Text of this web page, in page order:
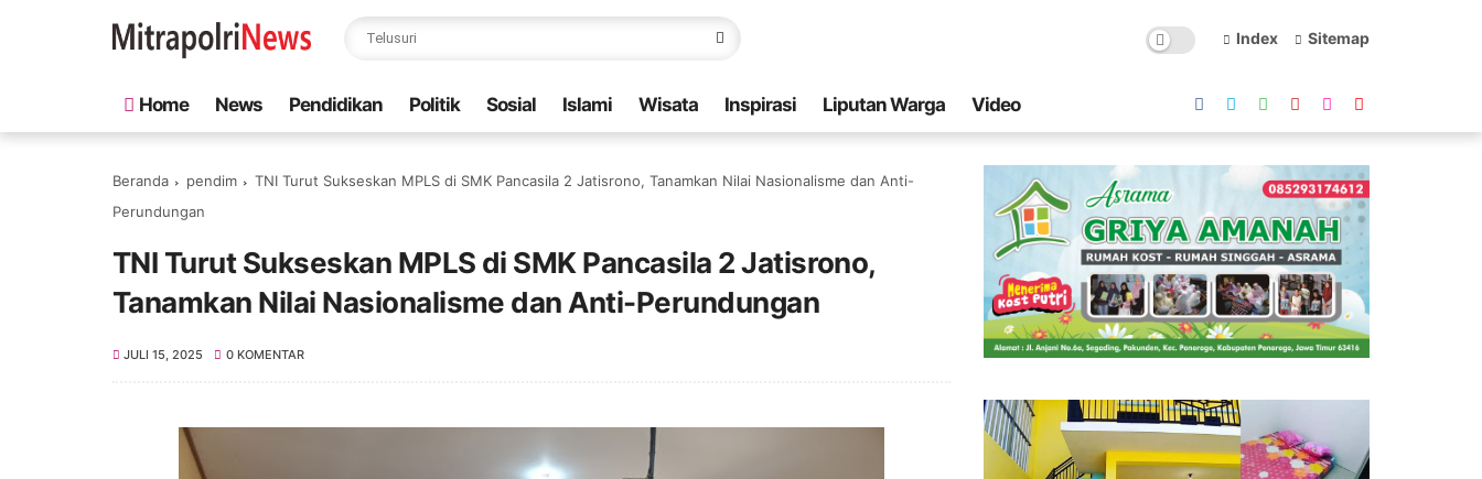
Index Sitemap
Home News Pendidikan Politik Sosial Islami Wisata Inspirasi Liputan Warga Video
Beranda pendim
TNI Turut Sukseskan MPLS di SMK Pancasila 2 Jatisrono, Tanamkan Nilai Nasionalisme dan Anti-
Perundungan
TNI Turut Sukseskan MPLS di SMK Pancasila 2 Jatisrono,
Tanamkan Nilai Nasionalisme dan Anti-Perundungan
JULI 15, 2025 0 KOMENTAR